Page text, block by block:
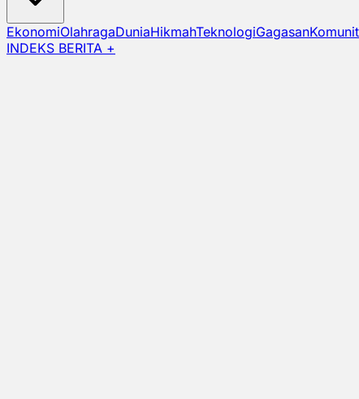
EkonomiOlahragaDuniaHikmahTeknologiGagasan
INDEKS BERITA +